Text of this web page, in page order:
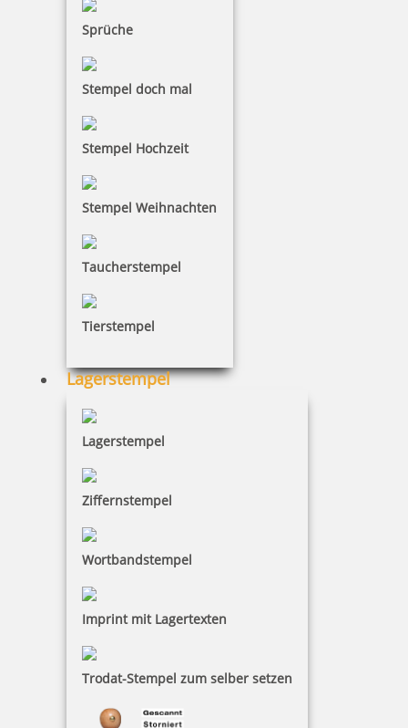
Sprüche
Stempel doch mal
Stempel Hochzeit
Stempel Weihnachten
Taucherstempel
Tierstempel
Lagerstempel
Lagerstempel
Ziffernstempel
Wortbandstempel
Imprint mit Lagertexten
Trodat-Stempel zum selber setzen
Reiner Farbkissen D28B 222047, Ref. 222037
Reiner Filzfassung D28B 222047, Ref. 222037
6,10 €